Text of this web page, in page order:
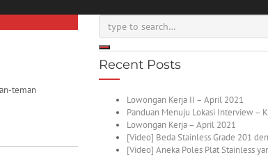
teman
Recent Posts
Lowongan Kerja II – April 2021
Panduan Menuju Lokasi Interview –
Lowongan Kerja – April 2021
[Video] Beda Stainless Grade 201
[Video] Aneka Poles Plat Stainless